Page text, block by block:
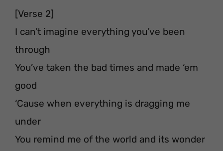
[Verse 2]
I can’t imagine everything you’ve been
through
You’ve taken the bad times and made ‘em
good
‘Cause when everything is dragging me
under
You remind me of the world and its wonder